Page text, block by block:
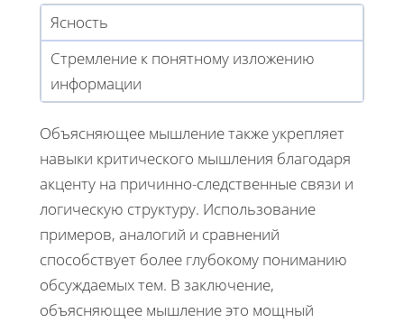
Ясность
Стремление к понятному изложению
информации
Объясняющее мышление также укрепляет
навыки критического мышления благодаря
акценту на причинно-следственные связи и
логическую структуру. Использование
примеров, аналогий и сравнений
способствует более глубокому пониманию
обсуждаемых тем. В заключение,
объясняющее мышление это мощный